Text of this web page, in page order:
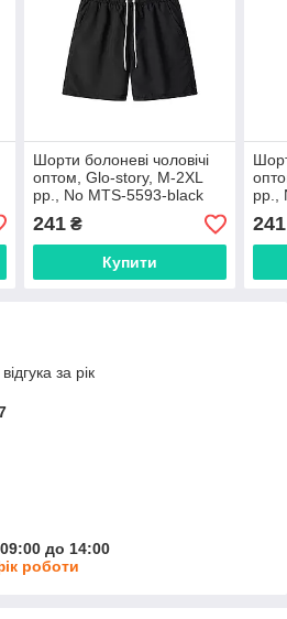
Шорти болоневі чоловічі
оптом, Glo-story, M-2XL
рр., No MTS-5593-black
241₴
Купити
рр.,
241
за рік
до 14:00
роботи